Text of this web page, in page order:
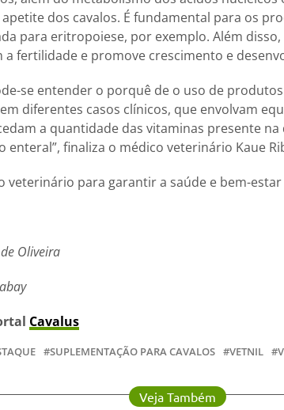
dos cavalos. É fundamental para os
para eritropoiese, por exemplo. Além
a fertilidade e promove crescimento e
se entender o porquê de o uso de
diferentes casos clínicos, que envolvam
a quantidade das vitaminas presente
enteral”, finaliza o médico veterinário Kaue
veterinário para garantir a saúde e bem-estar
Oliveira
Cavalus
SUPLEMENTAÇÃO PARA CAVALOS VETNIL
Veja Também